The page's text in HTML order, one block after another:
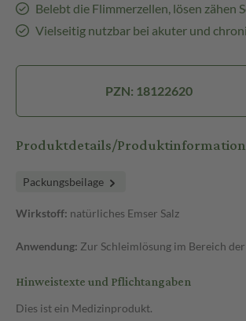
Belebt die Flimmerzellen, lösen zähen
Vielseitig nutzbar bei akuter und
PZN: 18122620
Produktdetails/
Packungsbeilage
Wirkstoff: natürliches Emser Salz
Anwendung: Zur Schleimlösung im Bereich
Hinweistexte und Pflichtangaben
Dies ist ein Medizinprodukt.